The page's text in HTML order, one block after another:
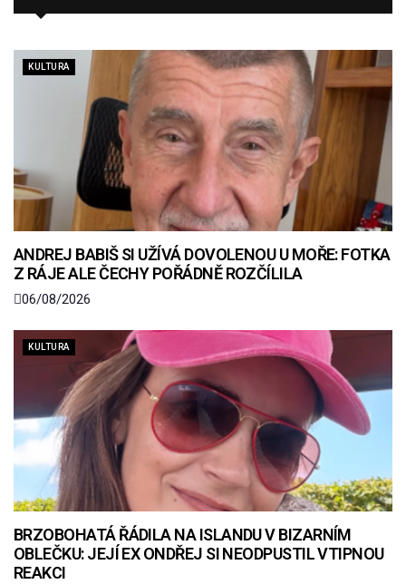
KULTURA
ANDREJ BABIŠ SI UŽÍVÁ DOVOLENOU U MOŘE: FOTKA
Z RÁJE ALE ČECHY POŘÁDNĚ ROZČÍLILA
06/08/2026
KULTURA
BRZOBOHATÁ ŘÁDILA NA ISLANDU V BIZARNÍM
OBLEČKU: JEJÍ EX ONDŘEJ SI NEODPUSTIL VTIPNOU
REAKCI